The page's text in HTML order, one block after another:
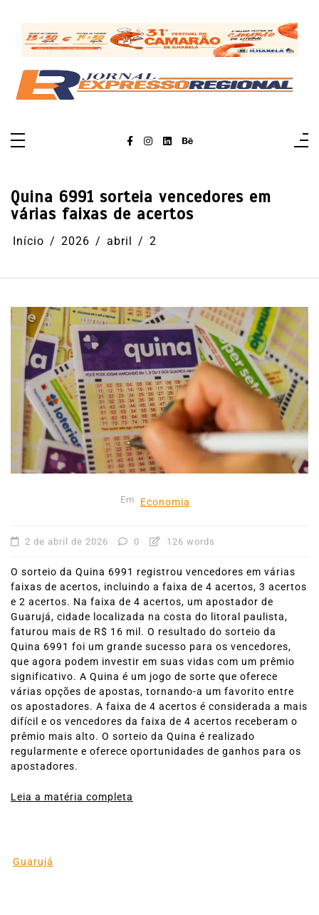
conteúdo
Quina 6991 sorteia vencedores em
várias faixas de acertos
Início 2026 abril 2
Em Economia
2 de abril de 2026 0 126 words
O sorteio da Quina 6991 registrou vencedores em várias
faixas de acertos, incluindo a faixa de 4 acertos, 3 acertos
e 2 acertos. Na faixa de 4 acertos, um apostador de
Guarujá, cidade localizada na costa do litoral paulista,
faturou mais de R$ 16 mil. O resultado do sorteio da
Quina 6991 foi um grande sucesso para os vencedores,
que agora podem investir em suas vidas com um prêmio
significativo. A Quina é um jogo de sorte que oferece
várias opções de apostas, tornando-a um favorito entre
os apostadores. A faixa de 4 acertos é considerada a mais
difícil e os vencedores da faixa de 4 acertos receberam o
prêmio mais alto. O sorteio da Quina é realizado
regularmente e oferece oportunidades de ganhos para os
apostadores.
Leia a matéria completa
Guarujá